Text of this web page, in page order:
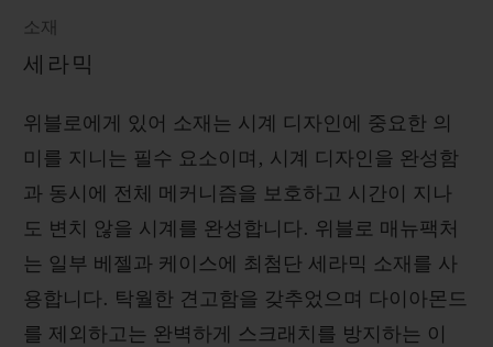
소재
세라믹
위블로에게 있어 소재는 시계 디자인에 중요한 의
미를 지니는 필수 요소이며, 시계 디자인을 완성함
과 동시에 전체 메커니즘을 보호하고 시간이 지나
도 변치 않을 시계를 완성합니다. 위블로 매뉴팩처
는 일부 베젤과 케이스에 최첨단 세라믹 소재를 사
용합니다. 탁월한 견고함을 갖추었으며 다이아몬드
를 제외하고는 완벽하게 스크래치를 방지하는 이